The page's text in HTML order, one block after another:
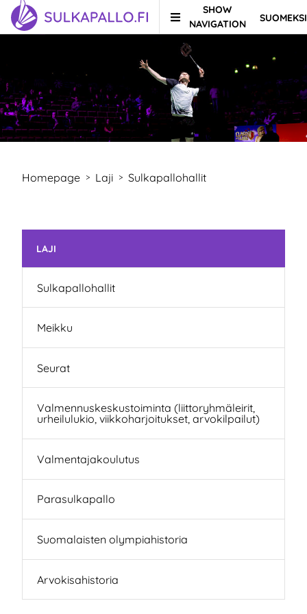
Skip to content
TO HOMEPAGE
SHOW
NAVIGATION
SUOMEKSI
Homepage > Laji > Sulkapallohallit
Skip subnavigation
LAJI
Sulkapallohallit
Meikku
Seurat
Valmennuskeskustoiminta (liittoryhmäleirit,
urheilulukio, viikkoharjoitukset, arvokilpailut)
Valmentajakoulutus
Parasulkapallo
Suomalaisten olympiahistoria
Arvokisahistoria